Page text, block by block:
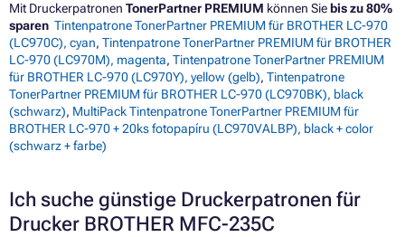
Mit Druckerpatronen TonerPartner PREMIUM können Sie bis zu 80%
sparen Tintenpatrone TonerPartner PREMIUM für BROTHER LC-970
(LC970C), cyan, Tintenpatrone TonerPartner PREMIUM für BROTHER
LC-970 (LC970M), magenta, Tintenpatrone TonerPartner PREMIUM
für BROTHER LC-970 (LC970Y), yellow (gelb), Tintenpatrone
TonerPartner PREMIUM für BROTHER LC-970 (LC970BK), black
(schwarz), MultiPack Tintenpatrone TonerPartner PREMIUM für
BROTHER LC-970 + 20ks fotopapíru (LC970VALBP), black + color
(schwarz + farbe)
Ich suche günstige Druckerpatronen für
Drucker BROTHER MFC-235C